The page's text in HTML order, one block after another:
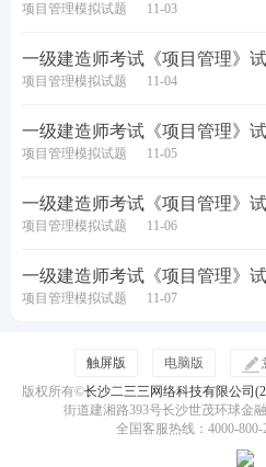
项目管理模拟试题 11-03
一级建造师考试《项目管理》
项目管理模拟试题 11-04
一级建造师考试《项目管理》
项目管理模拟试题 11-05
一级建造师考试《项目管理》
项目管理模拟试题 11-06
一级建造师考试《项目管理》
项目管理模拟试题 11-07
触屏版 电脑版
版权所有©长沙二三三网络科技有限公司
街道建湘路393号长沙世茂环球金
全国客服热线：4000-800-